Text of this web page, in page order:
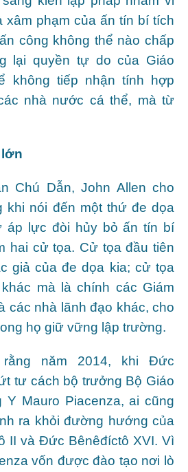
xâm phạm của ấn tín bí tích
công không thể nào chấp
lại quyền tự do của Giáo
không tiếp nhận tính hợp
nhà nước cá thể, mà từ
lớn
Chú Dẫn, John Allen cho
khi nói đến một thứ đe dọa
áp lực đòi hủy bỏ ấn tín bí
hai cử tọa. Cử tọa đầu tiên
giả của đe dọa kia; cử tọa
mà là chính các Giám
các nhà lãnh đạo khác, cho
họ giữ vững lập trường.
năm 2014, khi Đức
tư cách bộ trưởng Bộ Giáo
Mauro Piacenza, ai cũng
ra khỏi đường hướng của
II và Đức Bênêđíctô XVI. Vì
vốn được đào tạo nơi lò